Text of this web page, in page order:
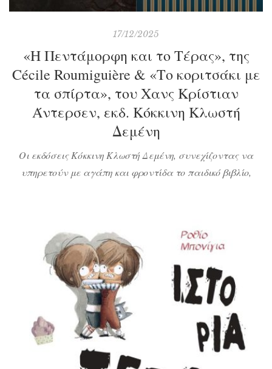
17/12/2025
«Η Πεντάμορφη και το Τέρας», της
Cécile Roumiguière & «Το κοριτσάκι με
τα σπίρτα», του Χανς Κρίστιαν
Άντερσεν, εκδ. Κόκκινη Κλωστή
Δεμένη
Οι εκδόσεις Κόκκινη Κλωστή Δεμένη, συνεχίζοντας να
υπηρετούν με αγάπη και φροντίδα το παιδικό βιβλίο,